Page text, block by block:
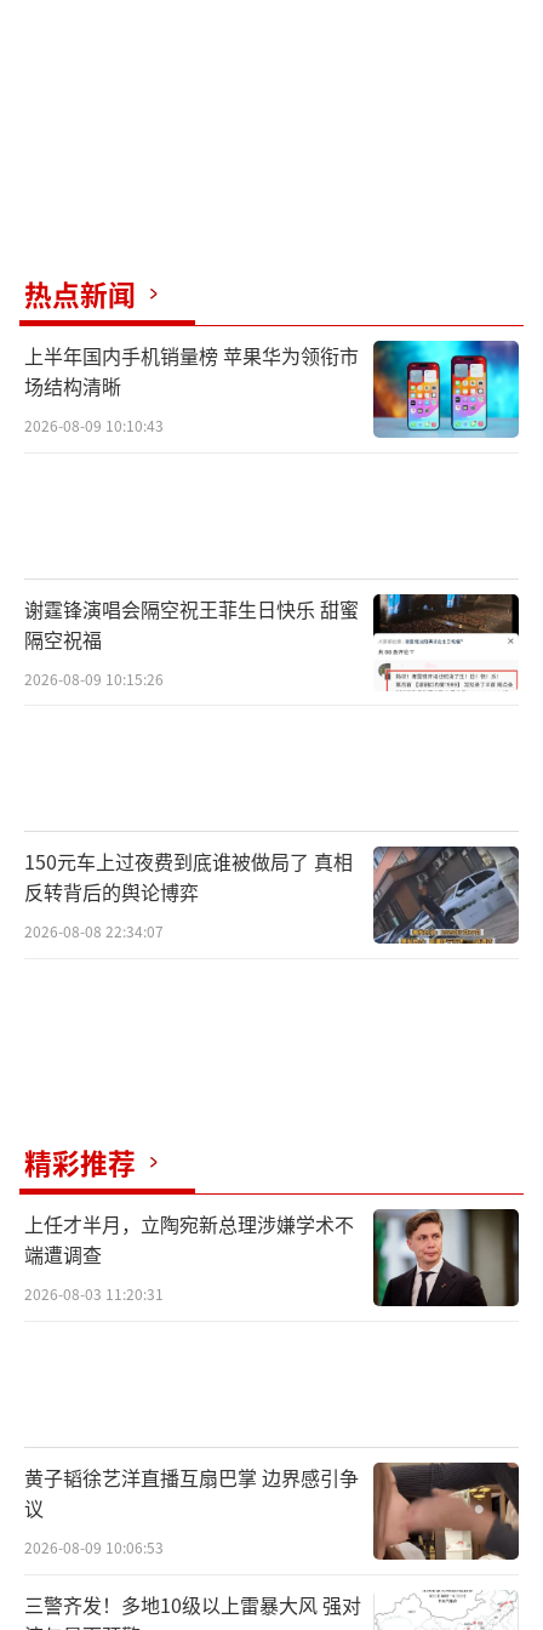
热点新闻
上半年国内手机销量榜 苹果华为领衔市
场结构清晰
2026-08-09 10:10:43
谢霆锋演唱会隔空祝王菲生日快乐 甜蜜
隔空祝福
2026-08-09 10:15:26
150元车上过夜费到底谁被做局了 真相
反转背后的舆论博弈
2026-08-08 22:34:07
精彩推荐
上任才半月，立陶宛新总理涉嫌学术不
端遭调查
2026-08-03 11:20:31
黄子韬徐艺洋直播互扇巴掌 边界感引争
议
2026-08-09 10:06:53
三警齐发！多地10级以上雷暴大风 强对